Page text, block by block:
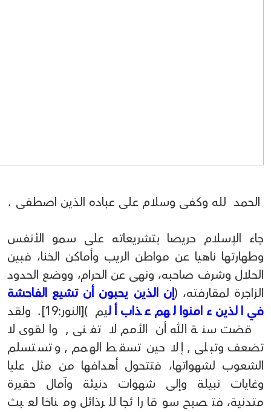
الحمد لله وكفى وسلام على عباده الذين اصطفى .
جاء الإسلام حريصا بتشريعاته على سمو الأنفس
وطهارتها ناهيا عن مواطن الريب وأماكن الخنا، فبين
الحلال وشرف صاحبه، ونهى عن الحرام، ووضع الحدود
الزاجرة لمقارفته، (إن الذين يحبون أن تشيع الفاحشة
في الذين ءامنوا لهم عذاب أل
يم )[النور:19]. ولقد
قضت سنة الله أن الأمم لا تفنى , والقوى لا
تضعف وتبلى , إلا حين تسقط الهمم , وتستسلم
الشعوب لشهواتها، فتتحول أهدافها من مثل عليا
وغايات نبيلة وإلى شهوات دنيئة وآمال حقيرة
متدنية، فتصبح سوقا رائجا للرذائل ومناخا لعبث